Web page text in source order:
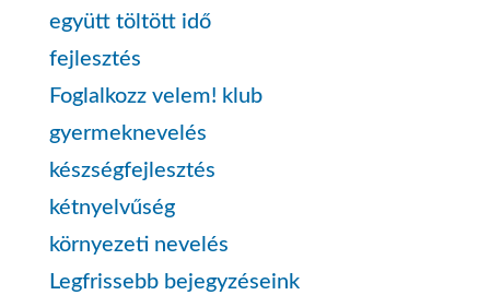
együtt töltött idő
fejlesztés
Foglalkozz velem! klub
gyermeknevelés
készségfejlesztés
kétnyelvűség
környezeti nevelés
Legfrissebb bejegyzéseink